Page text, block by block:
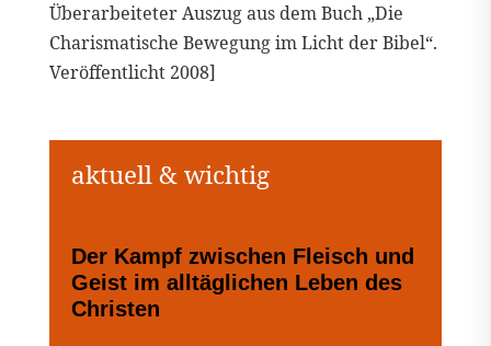
Überarbeiteter Auszug aus dem Buch „Die
Charismatische Bewegung im Licht der Bibel“.
Veröffentlicht 2008]
Der Kampf zwischen Fleisch und
Geist im alltäglichen Leben des
Christen